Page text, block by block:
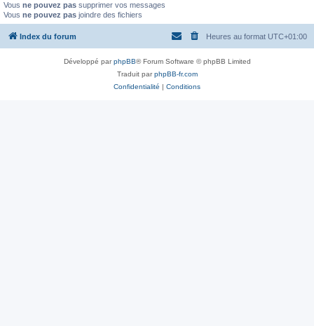
Vous ne pouvez pas supprimer vos messages
Vous ne pouvez pas joindre des fichiers
Index du forum Heures au format UTC+01:00
Développé parphpBB® Forum Software © phpBB Limited
Traduit parphpBB-fr.com
Confidentialité | Conditions